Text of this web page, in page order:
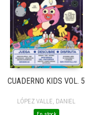
CUADERNO KIDS VOL. 5
LÓPEZ VALLE, DANIEL